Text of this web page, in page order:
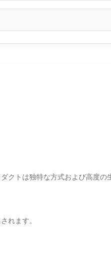
クトは独特な方式および高度の
れます。